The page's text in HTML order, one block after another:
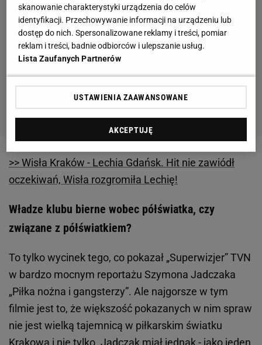
>> Wisła Kraków - Lechia Gdańsk. Hit nie zawiódł
oczekiwań, Wisła rozgromiła Lechię!
Władze klubu bierne wobec półświatka, czy
związane z półświatkiem?
To tylko wycinek tego, co pokazał „Superwizjer” TVN
w bardzo mocnym reportażu Szymona Jadczaka
„Piłka nożna i gangsterzy”. Ale najgorsze w tym
filmie jest to, że większość pokazanych w nim spraw
nie jest wielką tajemnicą w piłkarskim światku
Krakowa i nie tylko. Jadczak miał jednak - jako jeden
skanowanie charakterystyki urządzenia do celów
identyfikacji. Przechowywanie informacji na urządzeniu lub
dostęp do nich. Spersonalizowane reklamy i treści, pomiar
reklam i treści, badnie odbiorców i ulepszanie usług.
Lista Zaufanych Partnerów
USTAWIENIA ZAAWANSOWANE
AKCEPTUJĘ